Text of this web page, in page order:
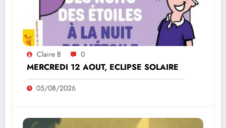
Claire B 0
MERCREDI 12 AOUT, ECLIPSE SOLAIRE
05/08/2026